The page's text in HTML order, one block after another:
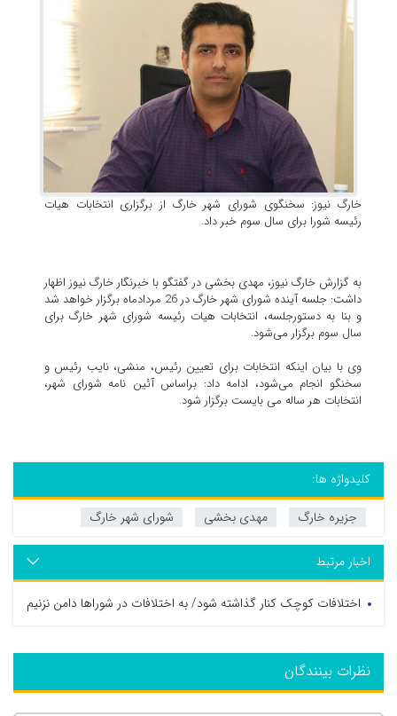
خارگ نیوز: سخنگوی شورای شهر خارگ از برگزاری انتخابات هیات
رئیسه شورا برای سال سوم خبر داد.
به گزارش خارگ نیوز، مهدی بخشی در گفتگو با خبرنگار خارگ نیوز اظهار
داشت: جلسه آینده شورای شهر خارگ در 26 مردادماه برگزار خواهد شد
و بنا به دستورجلسه، انتخابات هیات رئیسه شورای شهر خارگ برای
سال سوم برگزار می‌شود.
وی با بیان اینکه انتخابات برای تعیین رئیس،‌ منشی، نایب رئیس و
سخنگو انجام می‌شود، ادامه داد: براساس آئین نامه شورای شهر،
انتخابات هر ساله می بایست برگزار شود.
کلیدواژه ها:
جزیره خارگ
مهدی بخشی شورای شهر خارگ
اخبار مرتبط
اختلافات کوچک کنار گذاشته شود/ به اختلافات در شوراها دامن نزنیم
نظرات بینندگان